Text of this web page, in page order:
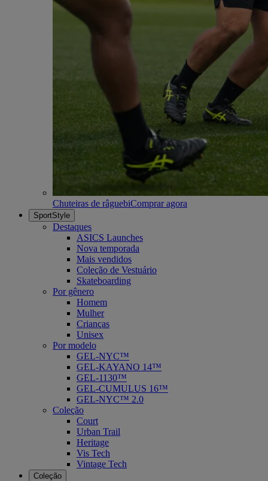
Chuteiras de râguebiComprar agora
SportStyle
Destaques
ASICS Launches
Nova temporada
Mais vendidos
Coleção de Vestuário
Skateboarding
Por gênero
Homem
Mulher
Crianças
Unisex
Por modelo
GEL-NYC™
GEL-KAYANO 14™
GEL-1130™
GEL-CUMULUS 16™
GEL-NYC™ 2.0
Coleção
Court
Urban Trail
Heritage
Vis Tech
Vintage Tech
Coleção